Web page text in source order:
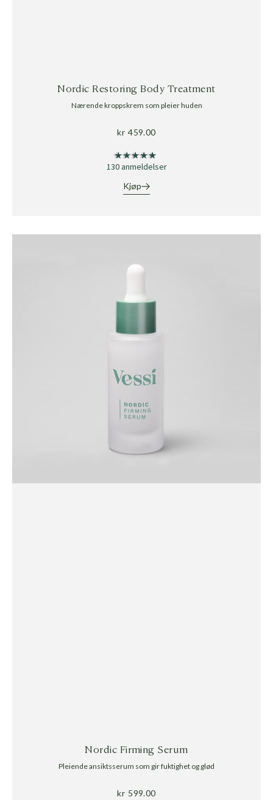
Nordic Restoring Body Treatment
Nærende kroppskrem som pleier huden
kr 459.00
★★★★★
★★★★★
130 anmeldelser
Kjøp
Nordic Firming Serum
Pleiende ansiktsserum som gir fuktighet og glød
kr 599.00